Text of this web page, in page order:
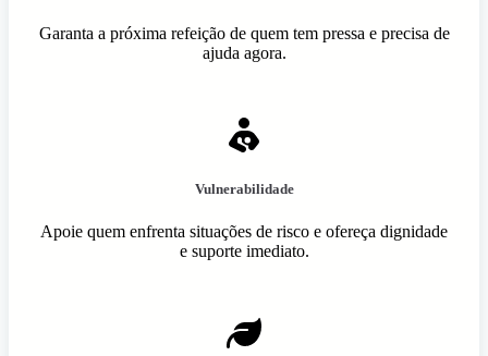
Garanta a próxima refeição de quem tem pressa e precisa de
ajuda agora.
Vulnerabilidade
Apoie quem enfrenta situações de risco e ofereça dignidade
e suporte imediato.